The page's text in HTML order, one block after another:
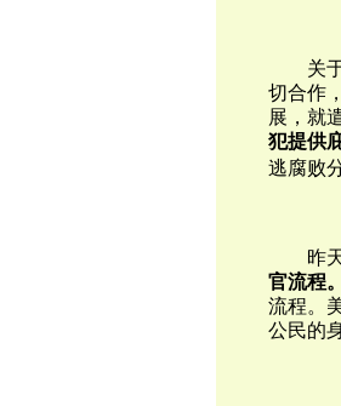
关
切合作
展，就
犯提供
逃腐败
昨
官流程。
流程。
公民的